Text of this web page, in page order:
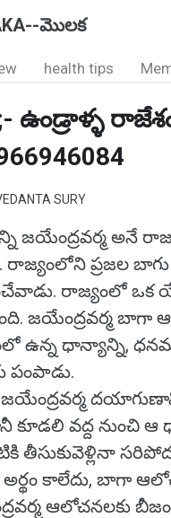
మొలక
health tips
ఉండ్రాళ్ళ
SURY
జయేంద్రవర్మ అనే
రాజ్యంలోని ప్రజల
రాజ్యంలో
జయేంద్రవర్మ బాగా
ఉన్న ధాన్యాన్ని,
పంపాడు.
కూడలి వద్ద నుంచి ఆ
తీసుకువెళ్లినా
కాలేదు, బాగా
ఆలోచనలకు బీజం